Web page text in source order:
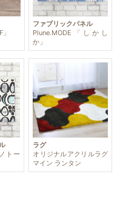
ファブリックパネル
Plune.MODE「しかし
か」
トー
ラグ
オリジナルアクリルラグ
マイン ランタン